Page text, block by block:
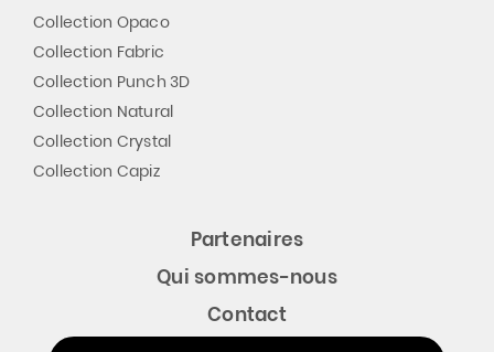
Collection Opaco
Collection Fabric
Collection Punch 3D
Collection Natural
Collection Crystal
Collection Capiz
Partenaires
Qui sommes-nous
Contact